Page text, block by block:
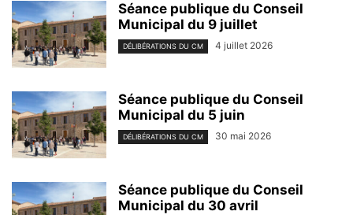
Séance publique du Conseil
Municipal du 9 juillet
DÉLIBÉRATIONS DU CM 4 juillet 2026
Séance publique du Conseil
Municipal du 5 juin
DÉLIBÉRATIONS DU CM 30 mai 2026
Séance publique du Conseil
Municipal du 30 avril